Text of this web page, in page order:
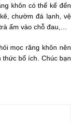
khôn có thể kể đến
chườm đá lạnh, vệ
ấm vào chỗ đau,…
mọc răng khôn nên
bổ ích. Chúc bạn